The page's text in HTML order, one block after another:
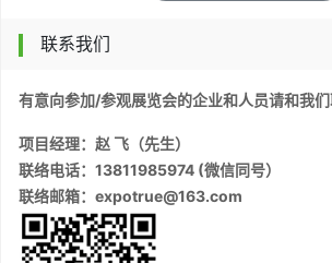
联系我们
有意向参加/参观展览会的企业和人员请和我们
项目经理：赵 飞（先生）
联络电话：13811985974 (微信同号）
联络邮箱：expotrue@163.com